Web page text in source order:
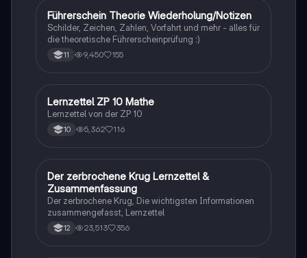
Lerntipps
Führerschein Theorie Wiederholung/Notizen
Schilder, Zeichen, Zahlen, Vorfahrt und mehr - alles für
die theoretische Führerscheinprüfung :)
11 9,450 155
Mathe
Lernzettel ZP 10 Mathe
Lernzettel von der ZP 10
10 5,362 116
Deutsch
Der zerbrochene Krug Lernzettel &
Zusammenfassung
Der zerbrochene Krug, Die wichtigsten Informationen
zusammengefasst, Lernzettel
12 23,513 356